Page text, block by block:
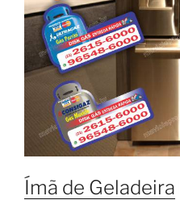
Ímã de Geladeira